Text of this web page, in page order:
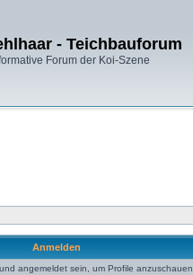
- Teichbauforum
Forum der Koi-Szene
Anmelden
angemeldet sein, um Profile anzuschauen.